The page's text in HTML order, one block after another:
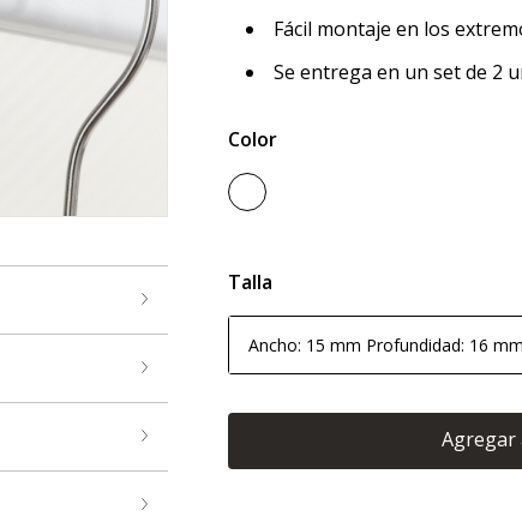
Fácil montaje en los
Se entrega en un set de 2
Color
Talla
Ancho: 15 mm Profundidad: 16 mm
Agregar